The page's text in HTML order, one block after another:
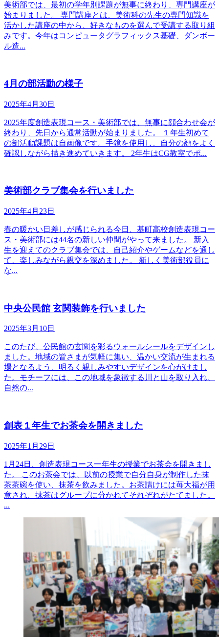
美術部では、最初の学年別課題が無事に終わり、専門講座が
始まりました。 専門講座とは、美術科の先生の専門知識を
活かした講座の中から、好きなものを選んで受講する取り組
みです。今年はコンピュータグラフィックス基礎、ダンボー
ル造...
4月の部活動の様子
2025年4月30日
2025年度創造表現コース・美術部では、無事に顔合わせ会が
終わり、先日から通常活動が始まりました。 １年生初めて
の部活動課題は自画像です。手鏡を使用し、自分の顔をよく
確認しながら描き進めていきます。 2年生はCG教室でポ...
美術部クラブ集会を行いました
2025年4月23日
春の暖かい日差しが感じられる今日、基町高校創造表現コー
ス・美術部には44名の新しい仲間がやって来ました。 新入
生を迎えてのクラブ集会では、自己紹介やゲームなどを通し
て、楽しみながら親交を深めました。 新しく美術部役員に
な...
中央公民館 玄関装飾を行いました
2025年3月10日
このたび、公民館の玄関を彩るウォールシールをデザインし
ました。地域の皆さまが気軽に集い、温かい交流が生まれる
場となるよう、明るく親しみやすいデザインを心がけまし
た。モチーフには、この地域を象徴する川と山を取り入れ、
自然の...
創表１年生でお茶会を開きました
2025年1月29日
1月24日、創造表現コース一年生の授業でお茶会を開きまし
た。 このお茶会では、以前の授業で自分自身が制作した抹
茶茶碗を使い、抹茶を飲みました。お茶請けには苺大福が用
意され、抹茶はグループに分かれてそれぞれがたてました。
...